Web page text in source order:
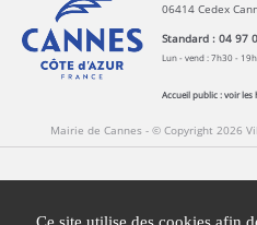
06414 Cedex
Standard : 04 97
Lun - vend : 7h30 -
Accueil public :voir les
Mairie de Cannes - © Copyright 2026